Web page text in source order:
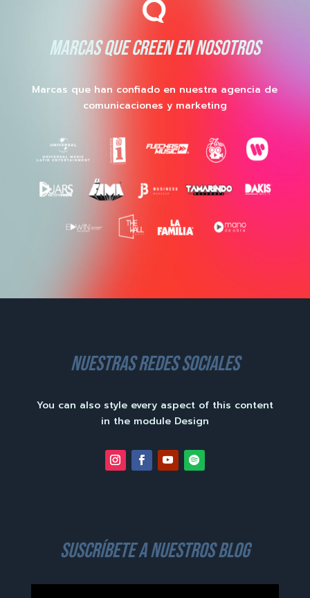
MARCAS QUE CREEN EN NOSOTROS
Marcas que han confiado en nuestra agencia de
comunicaciones y marketing
nuestras redes sociales
You can also style every aspect of this content
in the module Design
suscríbete a nuestros blog